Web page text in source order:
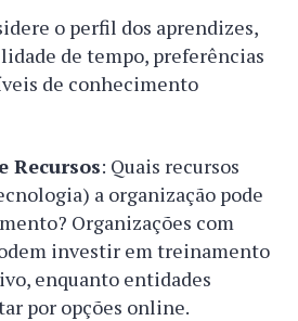
o perfil dos aprendizes,
de tempo, preferências
de conhecimento
Recursos: Quais recursos
a organização pode
Organizações com
investir em treinamento
enquanto entidades
por opções online.